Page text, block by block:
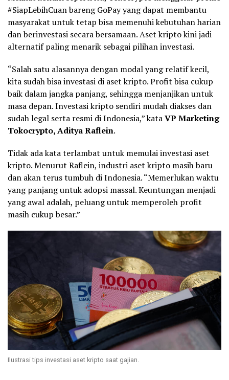
#SiapLebihCuan bareng GoPay yang dapat membantu
masyarakat untuk tetap bisa memenuhi kebutuhan harian
dan berinvestasi secara bersamaan. Aset kripto kini jadi
alternatif paling menarik sebagai pilihan investasi.
“Salah satu alasannya dengan modal yang relatif kecil,
kita sudah bisa investasi di aset kripto. Profit bisa cukup
baik dalam jangka panjang, sehingga menjanjikan untuk
masa depan. Investasi kripto sendiri mudah diakses dan
sudah legal serta resmi di Indonesia,” kataVP Marketing
Tokocrypto, Aditya Raflein.
Tidak ada kata terlambat untuk memulai investasi aset
kripto. Menurut Raflein, industri aset kripto masih baru
dan akan terus tumbuh di Indonesia. “Memerlukan waktu
yang panjang untuk adopsi massal. Keuntungan menjadi
yang awal adalah, peluang untuk memperoleh profit
masih cukup besar.”
Ilustrasi tips investasi aset kripto saat gajian.